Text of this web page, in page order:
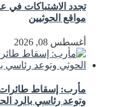
تجدد الاشتباكات
مواقع الحوثيين
أغسطس 08, 2026
مأرب: إسقاط
وتوعد رئاسي بالرد